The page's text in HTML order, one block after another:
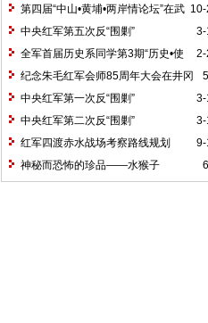
看当代中国文化区域积淀
第四届“中山•黄埔•两岸情论坛”在武
汉举行
3-
中央红军第五次反“围剿”
2-
全军首届历史系同学第3期“历史•使
命”论坛纪要
纪念朱毛红军会师85周年大会在井冈
山召开
3-
中央红军第一次反“围剿”
3-
中央红军第二次反“围剿”
9-
红军四渡赤水战场考察路线规划
神秘而恐怖的珍品——水猴子